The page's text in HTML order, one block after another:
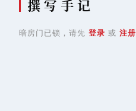
撰 写 手 记
暗房门已锁，请先 登录 或 注册